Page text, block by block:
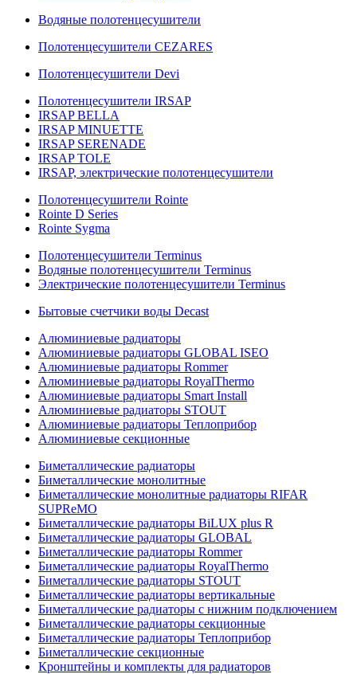
Водяные полотенцесушители
Полотенцесушители CEZARES
Полотенцесушители Devi
Полотенцесушители IRSAP
IRSAP BELLA
IRSAP MINUETTE
IRSAP SERENADE
IRSAP TOLE
IRSAP, электрические полотенцесушители
Полотенцесушители Rointe
Rointe D Series
Rointe Sygma
Полотенцесушители Terminus
Водяные полотенцесушители Terminus
Электрические полотенцесушители Terminus
Бытовые счетчики воды Decast
Алюминиевые радиаторы
Алюминиевые радиаторы GLOBAL ISEO
Алюминиевые радиаторы Rommer
Алюминиевые радиаторы RoyalThermo
Алюминиевые радиаторы Smart Install
Алюминиевые радиаторы STOUT
Алюминиевые радиаторы Теплоприбор
Алюминиевые секционные
Биметаллические радиаторы
Биметаллические монолитные
Биметаллические монолитные радиаторы RIFAR
SUPReMO
Биметаллические радиаторы BiLUX plus R
Биметаллические радиаторы GLOBAL
Биметаллические радиаторы Rommer
Биметаллические радиаторы RoyalThermo
Биметаллические радиаторы STOUT
Биметаллические радиаторы вертикальные
Биметаллические радиаторы с нижним подключением
Биметаллические радиаторы секционные
Биметаллические радиаторы Теплоприбор
Биметаллические секционные
Кронштейны и комплекты для радиаторов